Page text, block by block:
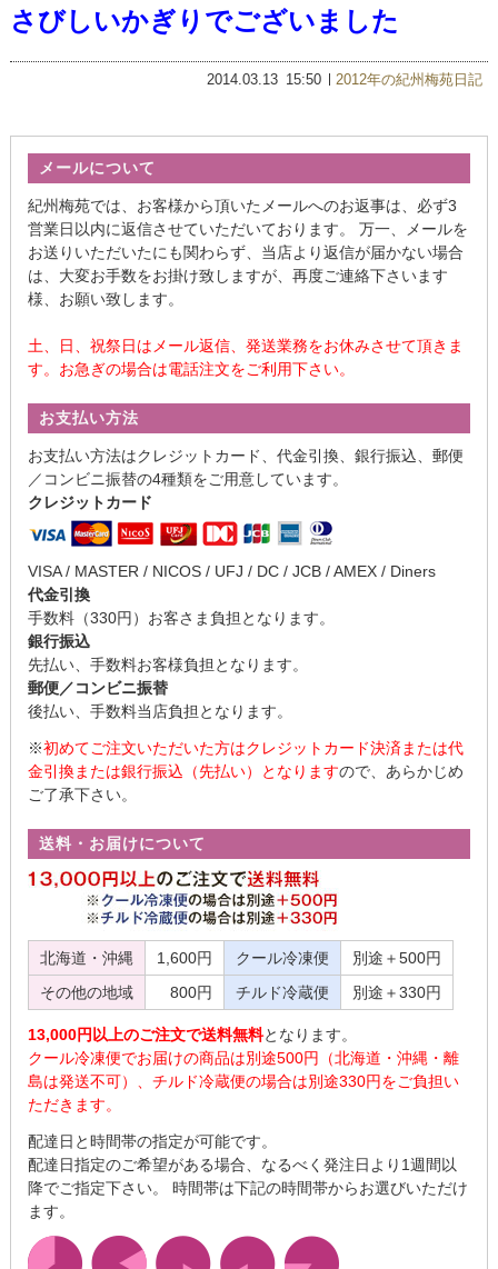
さびしいかぎりでございました
2014.03.13 15:50 2012年の紀州梅苑日記
メールについて
紀州梅苑では、お客様から頂いたメールへのお返事は、必ず3
営業日以内に返信させていただいております。 万一、メールを
お送りいただいたにも関わらず、当店より返信が届かない場合
は、大変お手数をお掛け致しますが、再度ご連絡下さいます
様、お願い致します。
土、日、祝祭日はメール返信、発送業務をお休みさせて頂きま
す。お急ぎの場合は電話注文をご利用下さい。
お支払い方法
お支払い方法はクレジットカード、代金引換、銀行振込、郵便
／コンビニ振替の4種類をご用意しています。
クレジットカード
VISA / MASTER / NICOS / UFJ / DC / JCB / AMEX / Diners
代金引換
手数料（330円）お客さま負担となります。
銀行振込
先払い、手数料お客様負担となります。
郵便／コンビニ振替
後払い、手数料当店負担となります。
※初めてご注文いただいた方はクレジットカード決済または代
金引換または銀行振込（先払い）となりますので、あらかじめ
ご了承下さい。
送料・お届けについて
北海道・沖縄 1,600円 クール冷凍便
別途＋500円
その他の地域
800円 チルド冷蔵便 別途＋330円
13,000円以上のご注文で送料無料となります。
クール冷凍便でお届けの商品は別途500円（北海道・沖縄・離
島は発送不可）、チルド冷蔵便の場合は別途330円をご負担い
ただきます。
配達日と時間帯の指定が可能です。
配達日指定のご希望がある場合、なるべく発注日より1週間以
降でご指定下さい。 時間帯は下記の時間帯からお選びいただけ
ます。